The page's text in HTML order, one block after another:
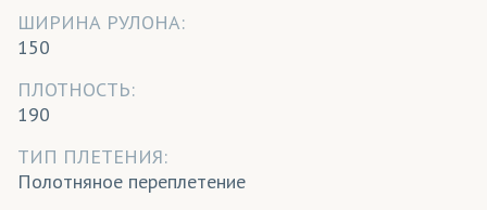
ШИРИНА РУЛОНА:
150
ПЛОТНОСТЬ:
190
ТИП ПЛЕТЕНИЯ:
Полотняное переплетение